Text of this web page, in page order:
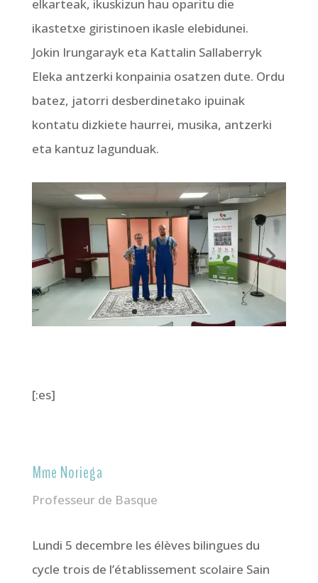
elkarteak, ikuskizun hau oparitu die
ikastetxe giristinoen ikasle elebidunei.
Jokin Irungarayk eta Kattalin Sallaberryk
Eleka antzerki konpainia osatzen dute. Ordu
batez, jatorri desberdinetako ipuinak
kontatu dizkiete haurrei, musika, antzerki
eta kantuz lagunduak.
[:es]
Mme Noriega
Professeur de Basque
Lundi 5 decembre les élèves bilingues du
cycle trois de l’établissement scolaire Sain